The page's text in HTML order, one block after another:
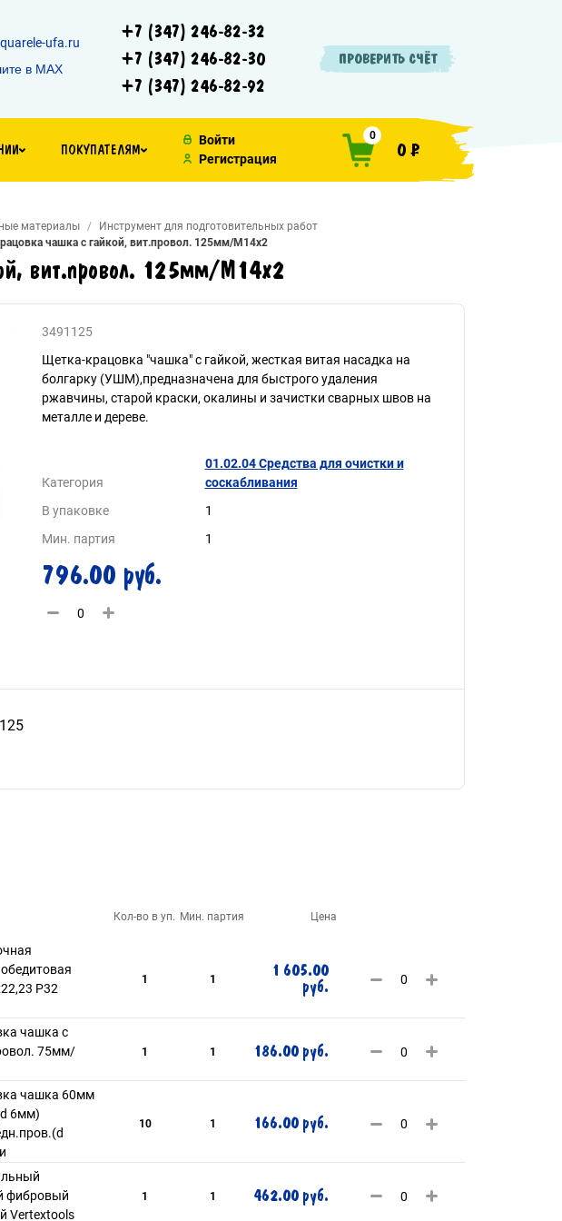
ufa.ru
в MAX
+7 (347) 246-82-32
+7 (347) 246-82-30
+7 (347) 246-82-92
ПРОВЕРИТЬ СЧЁТ
ПОКУПАТЕЛЯМ
Войти
Регистрация
0
0 ₽
материалы
Инструмент для подготовительных работ
чашка с гайкой, вит.провол. 125мм/М14х2
вит.провол. 125мм/М14х2
3491125
Щетка-крацовка "чашка" с гайкой, жесткая витая насадка на
болгарку (УШМ),предназначена для быстрого удаления
ржавчины, старой краски, окалины и зачистки сварных швов на
металле и дереве.
Категория
01.02.04 Средства для очистки и
соскабливания
В упаковке
1
Мин. партия
1
796.00 руб.
Кол-во в уп. Мин. партия Цена
P32
1 1 1 605.00
руб.
чашка с
75мм/
1 1 186.00 руб.
чашка 60мм
6мм)
10 1 166.00 руб.
фибровый
Vertextools
1 1 462.00 руб.